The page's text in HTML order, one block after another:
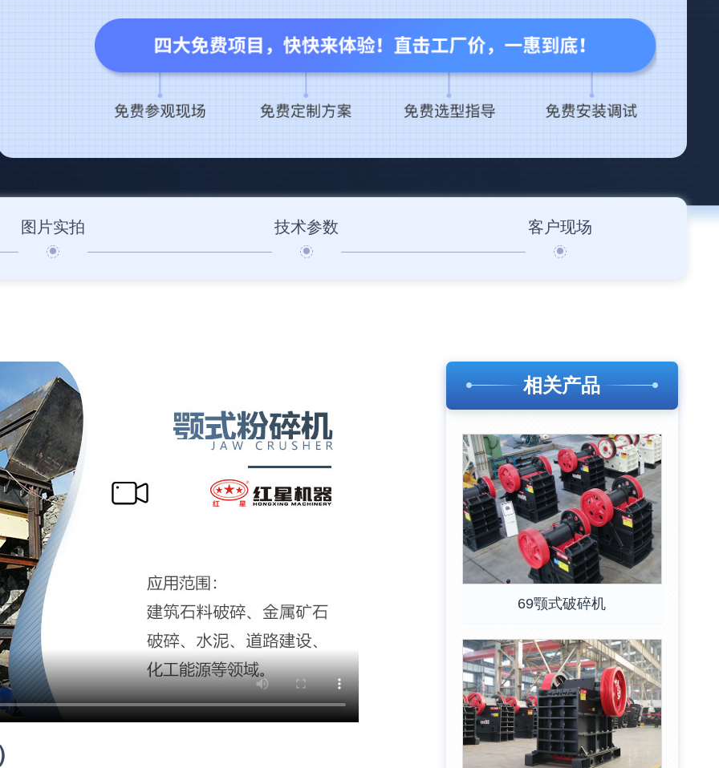
图片实拍 技术参数 客户现场
相关产品
69颚式破碎机